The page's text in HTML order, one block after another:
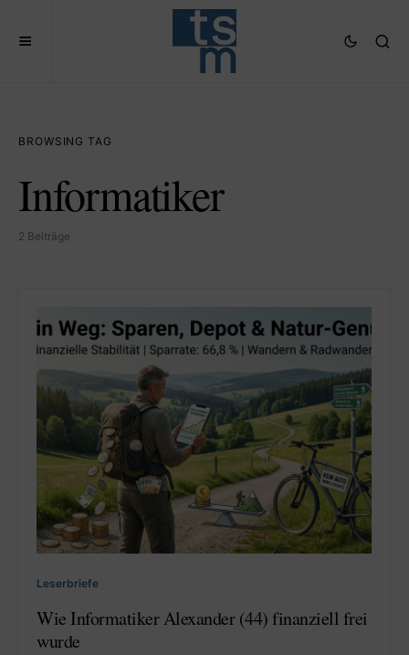
BROWSING TAG
Informatiker
2 Beiträge
Leserbriefe
Wie Informatiker Alexander (44) finanziell frei
wurde